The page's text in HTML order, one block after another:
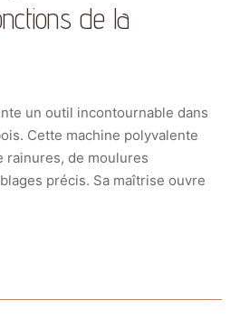
de la
un outil incontournable dans
Cette machine polyvalente
rainures, de moulures
précis. Sa maîtrise ouvre